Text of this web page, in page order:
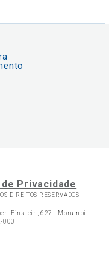
Privacidade
OS DIREITOS RESERVADOS
Einstein, 627 - Morumbi -
000